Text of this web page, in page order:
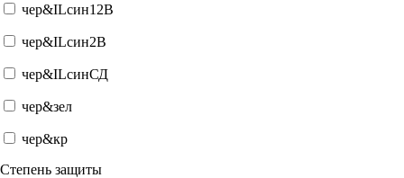
чер&ILсин12В
чер&ILсин2В
чер&ILсинСД
чер&зел
чер&кр
Степень защиты